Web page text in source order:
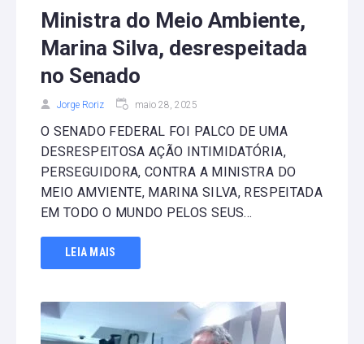
Ministra do Meio Ambiente,
Marina Silva, desrespeitada
no Senado
Jorge Roriz maio 28, 2025
O SENADO FEDERAL FOI PALCO DE UMA
DESRESPEITOSA AÇÃO INTIMIDATÓRIA,
PERSEGUIDORA, CONTRA A MINISTRA DO
MEIO AMVIENTE, MARINA SILVA, RESPEITADA
EM TODO O MUNDO PELOS SEUS...
LEIA MAIS